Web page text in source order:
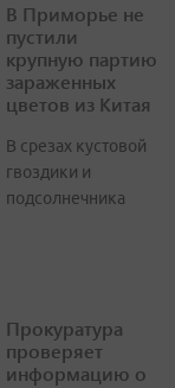
В Приморье не
пустили
крупную партию
зараженных
цветов из Китая
В срезах кустовой
гвоздики и
подсолнечника
Прокуратура
проверяет
информацию о